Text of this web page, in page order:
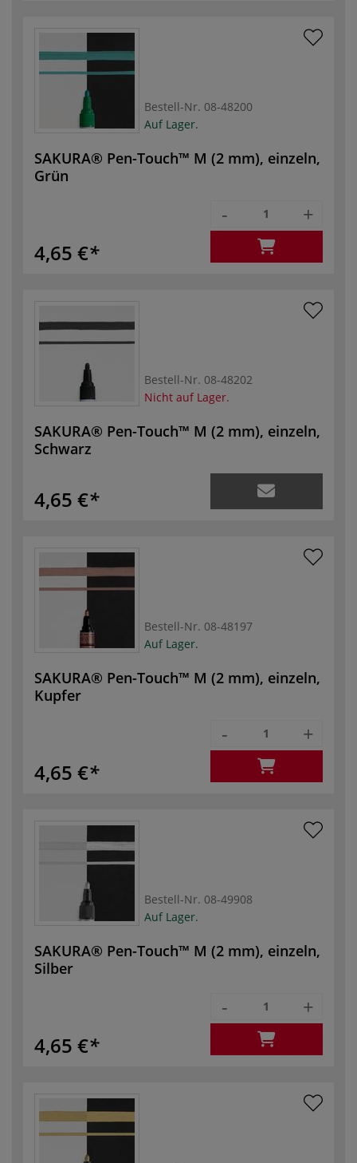
Bestell-Nr. 08-48200
Auf Lager.
SAKURA® Pen-Touch™ M (2 mm), einzeln,
Grün
4,65 €
- +
Bestell-Nr. 08-48202
Nicht auf Lager.
SAKURA® Pen-Touch™ M (2 mm), einzeln,
Schwarz
4,65 €
Bestell-Nr. 08-48197
Auf Lager.
SAKURA® Pen-Touch™ M (2 mm), einzeln,
Kupfer
4,65 €
- +
Bestell-Nr. 08-49908
Auf Lager.
SAKURA® Pen-Touch™ M (2 mm), einzeln,
Silber
4,65 €
- +